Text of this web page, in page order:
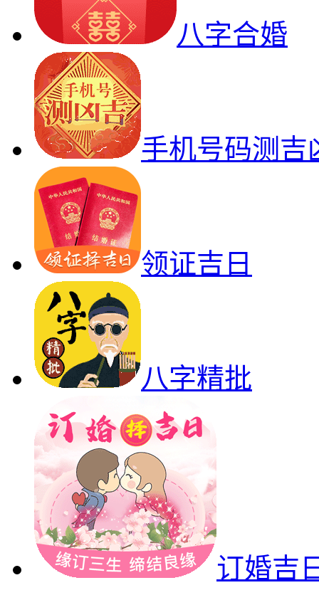
八字合婚
手机号码测吉
领证吉日
八字精批
订婚吉